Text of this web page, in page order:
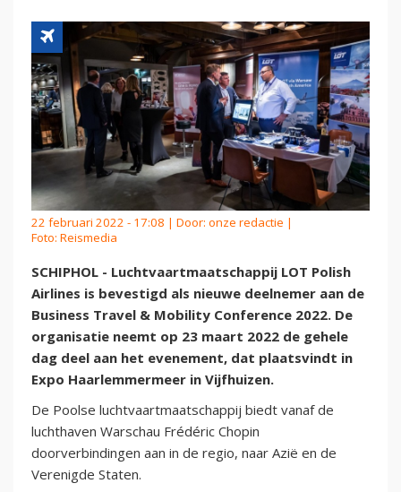
22 februari 2022 - 17:08 | Door: onze redactie |
Foto: Reismedia
SCHIPHOL - Luchtvaartmaatschappij LOT Polish
Airlines is bevestigd als nieuwe deelnemer aan de
Business Travel & Mobility Conference 2022. De
organisatie neemt op 23 maart 2022 de gehele
dag deel aan het evenement, dat plaatsvindt in
Expo Haarlemmermeer in Vijfhuizen.
De Poolse luchtvaartmaatschappij biedt vanaf de
luchthaven Warschau Frédéric Chopin
doorverbindingen aan in de regio, naar Azië en de
Verenigde Staten.